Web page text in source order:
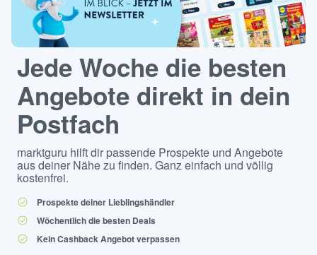
Jede Woche die besten
Angebote direkt in dein
Postfach
marktguru hilft dir passende Prospekte und Angebote
aus deiner Nähe zu finden. Ganz einfach und völlig
kostenfrei.
Prospekte deiner Lieblingshändler
Wöchentlich die besten Deals
Kein Cashback Angebot verpassen